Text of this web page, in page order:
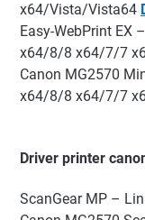
x64/Vista/Vista64
Easy-WebPrint EX
x64/8/8 x64/7/7
Canon MG2570
x64/8/8 x64/7/7
Driver printer
ScanGear MP –